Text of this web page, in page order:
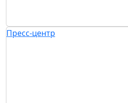
Пресс-центр